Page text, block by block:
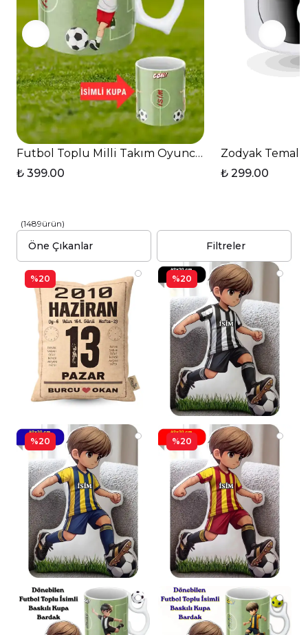
Futbol Toplu Milli Takım Oyunculu İsimli Taraftar
₺ 399.00
Zodyak Temalı
₺ 299.00
(1489ürün)
Filtreler
%20 %20
%20 %20